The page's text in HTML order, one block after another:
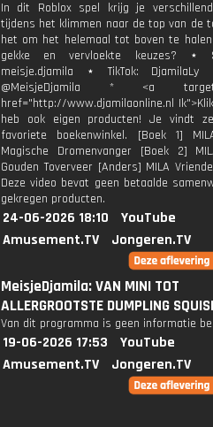
In dit Roblox spel krijg je
tijdens het klimmen naar de top van de
het om het helemaal tot boven te
gekke en vervloekte keuzes? ⋆
meisje.djamila ⋆ TikTok:
@MeisjeDjamila * <a
href="http://www.djamilaonline.nl
heb ook eigen producten! Je vindt
favoriete boekenwinkel. [Boek 1]
Magische Dromenvanger [Boek 2]
Gouden Toverveer [Anders] MILA
Deze video bevat geen betaalde
gekregen producten.
24-06-2026 18:10
YouTube
Amusement.TV
Jongeren.TV
MeisjeDjamila: VAN MINI TOT
ALLERGROOTSTE DUMPLING
Van dit programma is geen informatie
19-06-2026 17:53
YouTube
Amusement.TV
Jongeren.TV